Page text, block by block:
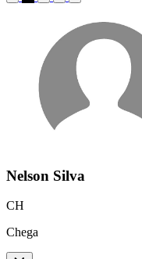
Nelson Silva
CH
Chega